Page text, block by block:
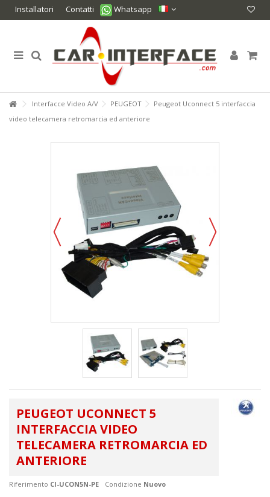
Installatori Contatti Whatsapp
Interfacce Video A/V PEUGEOT
Peugeot Uconnect 5 interfaccia
video telecamera retromarcia ed anteriore
PEUGEOT UCONNECT 5
INTERFACCIA VIDEO
TELECAMERA RETROMARCIA ED
ANTERIORE
Riferimento CI-UCON5N-PE Condizione Nuovo